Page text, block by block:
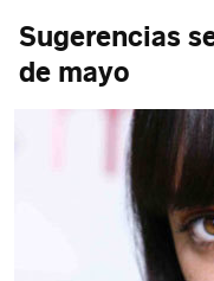
Sugerencias
de mayo